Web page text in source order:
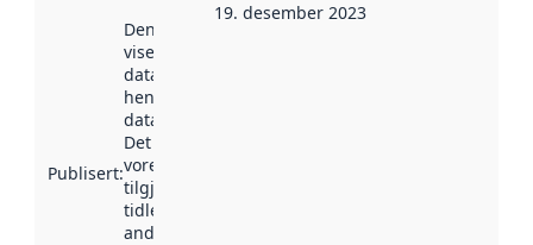
Publisert:
Denne datoen
viser når
datasettet vart
henta inn av
data.norge.no.
Det kan ha
vore
tilgjengeleg
tidlegare
andre stader.
19. desember 2023